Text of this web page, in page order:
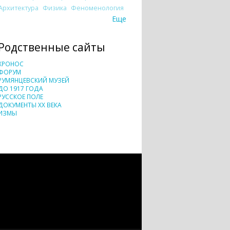
Физика Феноменология
Еще
сайты
МУЗЕЙ
1917 ГОДА
ПОЛЕ
XX ВЕКА